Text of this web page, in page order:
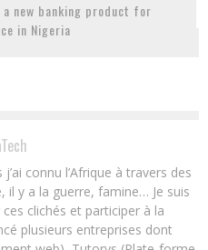
new banking product for
in Nigeria
connu l’Afrique à travers des
il y a la guerre, famine… Je suis
clichés et participer à la
plusieurs entreprises dont